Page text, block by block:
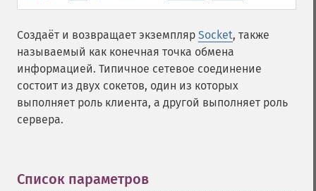
Создаёт и возвращает экземпляр Socket, также
называемый как конечная точка обмена
информацией. Типичное сетевое соединение
состоит из двух сокетов, один из которых
выполняет роль клиента, а другой выполняет роль
сервера.
Список параметров